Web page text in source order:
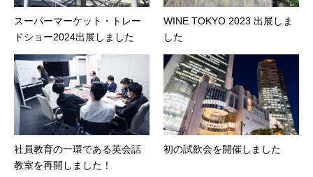
スーパーマーケット・トレー
ドショー2024出展しました
WINE TOKYO 2023 出展しま
した
社員教育の一環である英会話
教室を再開しました！
初の試飲会を開催しました